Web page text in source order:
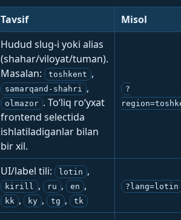
Tavsif Misol
Hudud slug-i yoki alias
(shahar/viloyat/tuman).
Masalan:
toshkent ,
samarqand-shahri ,
olmazor . To‘liq ro‘yxat
frontend selectida
ishlatiladiganlar bilan
bir xil.
?
UI/label tili: lotin ,
kirill , ru , en ,
kk , ky , tg , tk
?lang=lotin